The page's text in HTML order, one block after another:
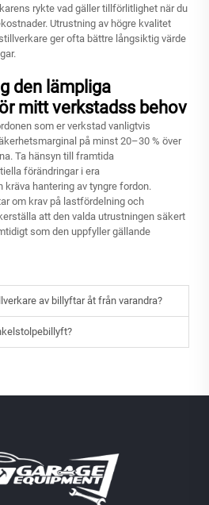
rykte vad gäller tillförlitlighet när du
Utrustning av högre kvalitet
ger ofta bättre långsiktig värde
den lämpliga
mitt verkstadss behov
som er verkstad vanligtvis
på minst 20–30 % över
Ta hänsyn till framtida
förändringar i era
hantering av tyngre fordon.
om krav på lastfördelning och
att den valda utrustningen säkert
som den uppfyller gällande
av billyftar åt från varandra?